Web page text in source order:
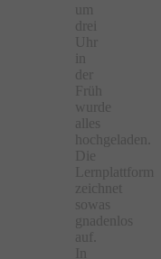
um
drei
Uhr
der
Früh
wurde
alles
hochgeladen.
Die
Lernplattform
zeichnet
sowas
gnadenlos
auf.
In